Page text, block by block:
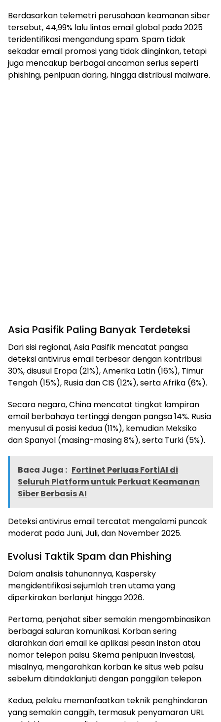
Berdasarkan telemetri perusahaan keamanan siber
tersebut, 44,99% lalu lintas email global pada 2025
teridentifikasi mengandung spam. Spam tidak
sekadar email promosi yang tidak diinginkan, tetapi
juga mencakup berbagai ancaman serius seperti
phishing, penipuan daring, hingga distribusi malware.
Asia Pasifik Paling Banyak Terdeteksi
Dari sisi regional, Asia Pasifik mencatat pangsa
deteksi antivirus email terbesar dengan kontribusi
30%, disusul Eropa (21%), Amerika Latin (16%), Timur
Tengah (15%), Rusia dan CIS (12%), serta Afrika (6%).
Secara negara, China mencatat tingkat lampiran
email berbahaya tertinggi dengan pangsa 14%. Rusia
menyusul di posisi kedua (11%), kemudian Meksiko
dan Spanyol (masing-masing 8%), serta Turki (5%).
Baca Juga : Fortinet Perluas FortiAI di
Seluruh Platform untuk Perkuat Keamanan
Siber Berbasis AI
Deteksi antivirus email tercatat mengalami puncak
moderat pada Juni, Juli, dan November 2025.
Evolusi Taktik Spam dan Phishing
Dalam analisis tahunannya, Kaspersky
mengidentifikasi sejumlah tren utama yang
diperkirakan berlanjut hingga 2026.
Pertama, penjahat siber semakin mengombinasikan
berbagai saluran komunikasi. Korban sering
diarahkan dari email ke aplikasi pesan instan atau
nomor telepon palsu. Skema penipuan investasi,
misalnya, mengarahkan korban ke situs web palsu
sebelum ditindaklanjuti dengan panggilan telepon.
Kedua, pelaku memanfaatkan teknik penghindaran
yang semakin canggih, termasuk penyamaran URL